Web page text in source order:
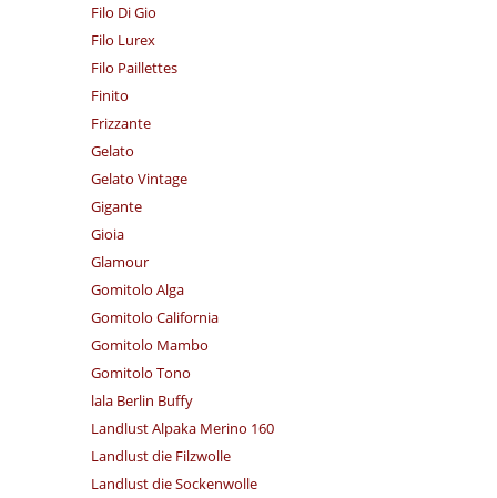
Filo Di Gio
Filo Lurex
Filo Paillettes
Finito
Frizzante
Gelato
Gelato Vintage
Gigante
Gioia
Glamour
Gomitolo Alga
Gomitolo California
Gomitolo Mambo
Gomitolo Tono
lala Berlin Buffy
Landlust Alpaka Merino 160
Landlust die Filzwolle
Landlust die Sockenwolle